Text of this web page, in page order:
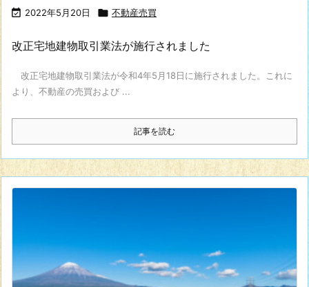
 2022年5月20日  不動産売買
改正宅地建物取引業法が施行されました
改正宅地建物取引業法が令和4年5月18日に施行されました。これに
より、不動産の売買および ...
記事を読む